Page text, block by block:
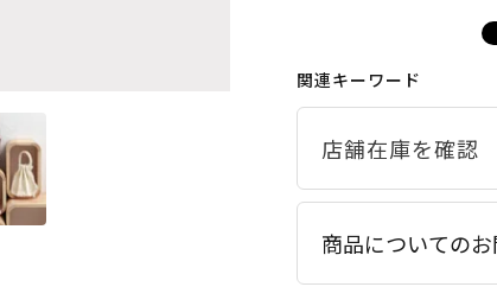
関連キーワード
商品についての